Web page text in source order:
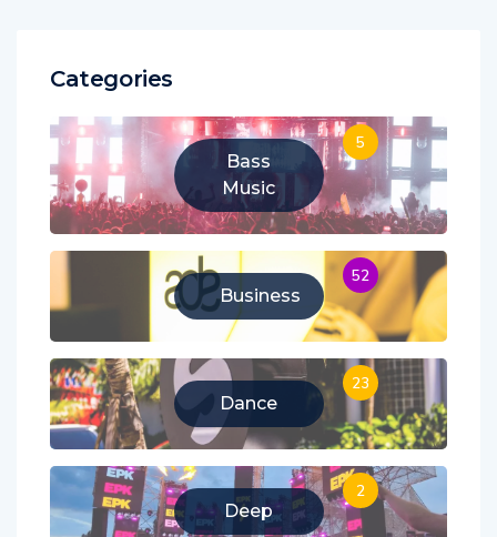
Categories
Bass
Music
5
Business
52
Dance
23
Deep
2